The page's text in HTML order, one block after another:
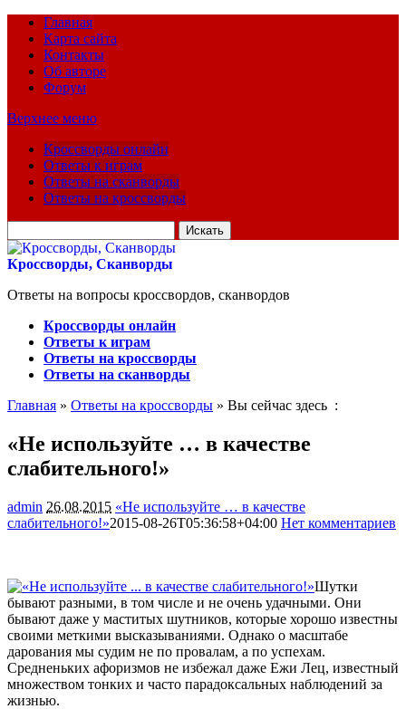
Главная
Карта сайта
Контакты
Об авторе
Форум
Верхнее меню
Кроссворды онлайн
Ответы к играм
Ответы на сканворды
Ответы на кроссворды
для:
Кроссворды, Сканворды
Ответы на вопросы кроссвордов, сканвордов
Кроссворды онлайн
Ответы к играм
Ответы на кроссворды
Ответы на сканворды
Главная » Ответы на кроссворды » Вы сейчас здесь :
«Не используйте … в качестве
слабительного!»
admin 26.08.2015 «Не используйте … в качестве
слабительного!»2015-08-26T05:36:58+04:00 Нет комментариев
Шутки
бывают разными, в том числе и не очень удачными. Они
бывают даже у маститых шутников, которые хорошо известны
своими меткими высказываниями. Однако о масштабе
дарования мы судим не по провалам, а по успехам.
Средненьких афоризмов не избежал даже Ежи Лец, известный
множеством тонких и часто парадоксальных наблюдений за
жизнью.